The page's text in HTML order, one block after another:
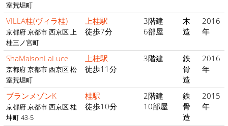
室荒堀町
VILLA桂(ヴィラ桂)
京都府 京都市 西京区 上
桂三ノ宮町
上桂駅
徒歩7分
3階建
6部屋
木
造
2016
年
ShaMaisonLaLuce
京都府 京都市 西京区 松
室荒堀町
上桂駅
徒歩11分
3階建
鉄
骨
造
2016
年
ブランメゾンK
京都府 京都市 西京区 桂
坤町 43-5
桂駅
徒歩10分
2階建
10部屋
鉄
骨
造
2015
年